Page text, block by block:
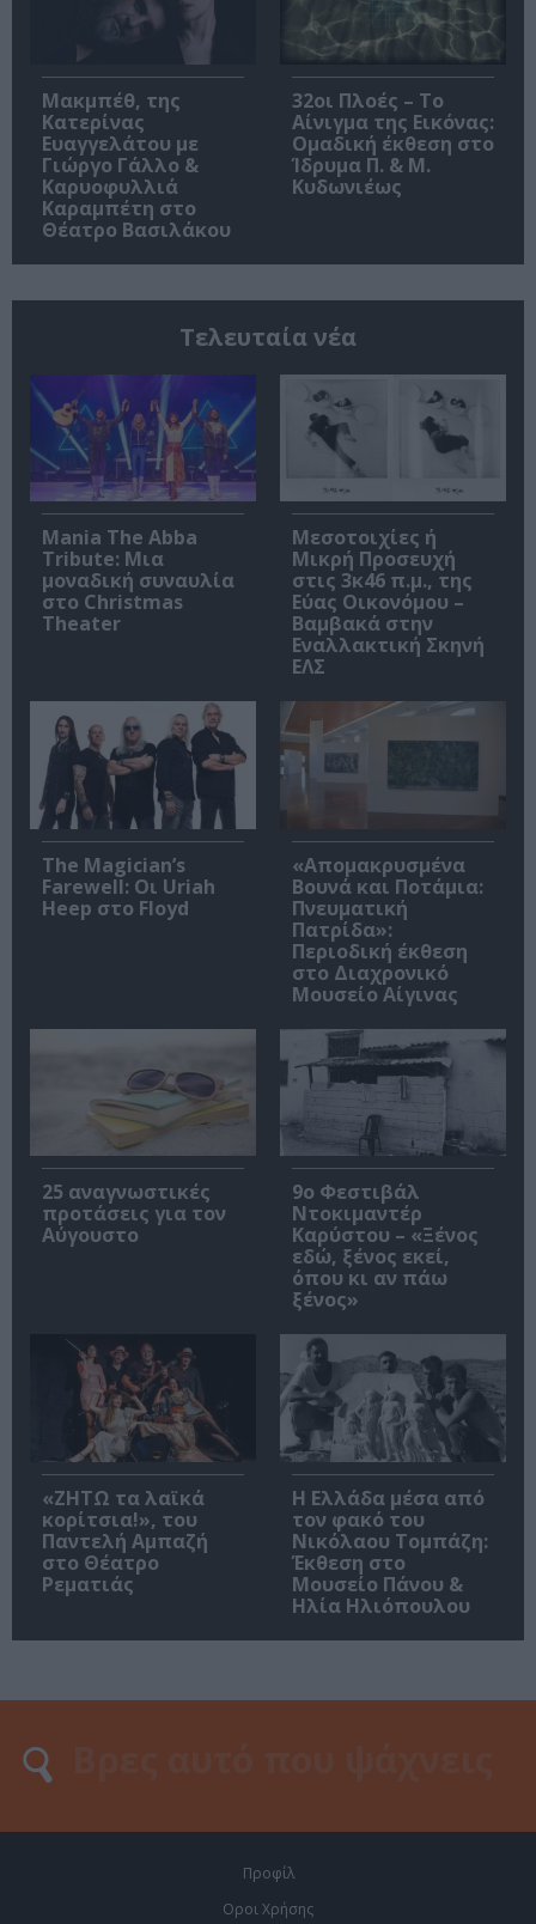
Μακμπέθ, της
Κατερίνας
Ευαγγελάτου με
Γιώργο Γάλλο &
Καρυοφυλλιά
Καραμπέτη στο
Θέατρο Βασιλάκου
32οι Πλοές – Το
Αίνιγμα της Εικόνας:
Ομαδική έκθεση στο
Ίδρυμα Π. & Μ.
Κυδωνιέως
Τελευταία νέα
Mania The Abba
Tribute: Μια
μοναδική συναυλία
στο Christmas
Theater
Μεσοτοιχίες ή
Μικρή Προσευχή
στις 3κ46 π.μ., της
Εύας Οικονόμου –
Βαμβακά στην
Εναλλακτική Σκηνή
ΕΛΣ
The Magician’s
Farewell: Οι Uriah
Heep στο Floyd
«Απομακρυσμένα
Βουνά και Ποτάμια:
Πνευματική
Πατρίδα»:
Περιοδική έκθεση
στο Διαχρονικό
Μουσείο Αίγινας
25 αναγνωστικές
προτάσεις για τον
Αύγουστο
9ο Φεστιβάλ
Ντοκιμαντέρ
Καρύστου – «Ξένος
εδώ, ξένος εκεί,
όπου κι αν πάω
ξένος»
«ΖΗΤΩ τα λαϊκά
κορίτσια!», του
Παντελή Αμπαζή
στο Θέατρο
Ρεματιάς
Η Ελλάδα μέσα από
τον φακό του
Νικόλαου Τομπάζη:
Έκθεση στο
Μουσείο Πάνου &
Ηλία Ηλιόπουλου
Προφίλ
Οροι Χρήσης